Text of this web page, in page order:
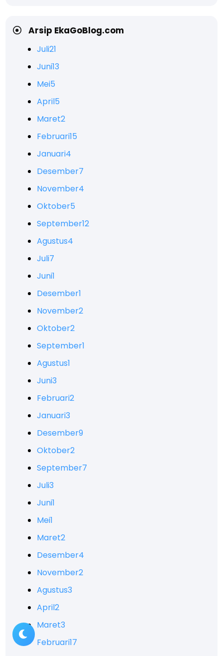
Arsip EkaGoBlog.com
Juli21
Juni13
Mei5
April5
Maret2
Februari15
Januari4
Desember7
November4
Oktober5
September12
Agustus4
Juli7
Juni1
Desember1
November2
Oktober2
September1
Agustus1
Juni3
Februari2
Januari3
Desember9
Oktober2
September7
Juli3
Juni1
Mei1
Maret2
Desember4
November2
Agustus3
April2
Maret3
Februari17